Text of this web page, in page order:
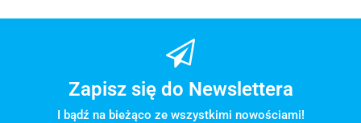
Zapisz się do Newslettera
I bądź na bieżąco ze wszystkimi nowościami!